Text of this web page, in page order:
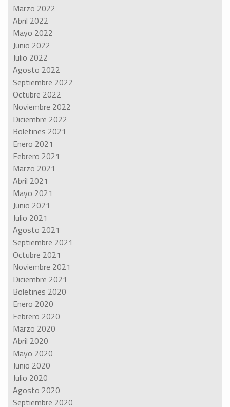
Marzo 2022
Abril 2022
Mayo 2022
Junio 2022
Julio 2022
Agosto 2022
Septiembre 2022
Octubre 2022
Noviembre 2022
Diciembre 2022
Boletines 2021
Enero 2021
Febrero 2021
Marzo 2021
Abril 2021
Mayo 2021
Junio 2021
Julio 2021
Agosto 2021
Septiembre 2021
Octubre 2021
Noviembre 2021
Diciembre 2021
Boletines 2020
Enero 2020
Febrero 2020
Marzo 2020
Abril 2020
Mayo 2020
Junio 2020
Julio 2020
Agosto 2020
Septiembre 2020